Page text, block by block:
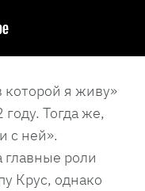
которой я живу»
Тогда же,
с ней».
главные роли
Крус, однако